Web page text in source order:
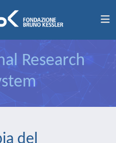
Research
del